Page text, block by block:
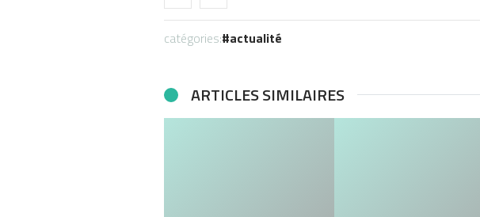
catégories: actualité
ARTICLES SIMILAIRES